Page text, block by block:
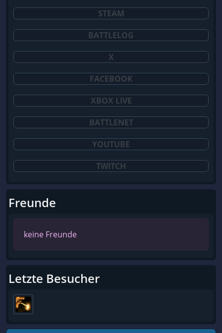
STEAM
BATTLELOG
X
FACEBOOK
XBOX LIVE
BATTLENET
YOUTUBE
TWITCH
Freunde
keine Freunde
Letzte Besucher